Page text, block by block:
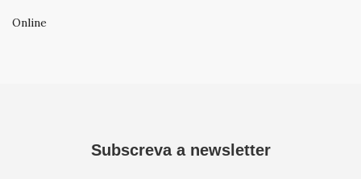
Online
Subscreva a newsletter